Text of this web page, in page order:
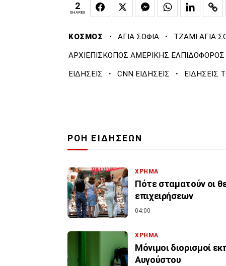
2
SHARES
ΚΟΣΜΟΣ · ΑΓΙΑ ΣΟΦΙΑ · ΤΖΑΜΙ ΑΓΙΑ
ΑΡΧΙΕΠΙΣΚΟΠΟΣ ΑΜΕΡΙΚΗΣ ΕΛΠΙΔΟΦΟΡΟΣ
ΕΙΔΗΣΕΙΣ · CNN ΕΙΔΗΣΕΙΣ · ΕΙΔΗΣΕΙΣ
ΡΟΗ ΕΙΔΗΣΕΩΝ
ΧΡΗΜΑ
Πότε σταματούν οι
επιχειρήσεων
04:00
ΧΡΗΜΑ
Μόνιμοι διορισμοί
Αυγούστου